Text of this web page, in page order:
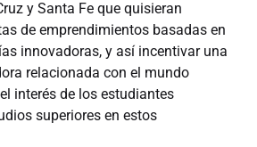
y Santa Fe que quisieran
de emprendimientos basadas en
innovadoras, y así incentivar una
relacionada con el mundo
interés de los estudiantes
superiores en estos